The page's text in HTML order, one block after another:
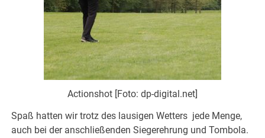
Actionshot [Foto: dp-digital.net]
Spaß hatten wir trotz des lausigen Wetters jede Menge,
auch bei der anschließenden Siegerehrung und Tombola.